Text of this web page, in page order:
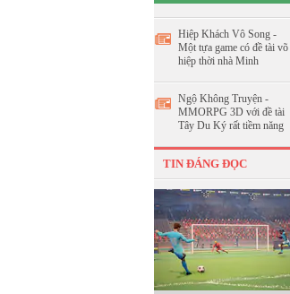
Hiệp Khách Vô Song -
Một tựa game có đề tài võ
hiệp thời nhà Minh
Ngộ Không Truyện -
MMORPG 3D với đề tài
Tây Du Ký rất tiềm năng
TIN ĐÁNG ĐỌC